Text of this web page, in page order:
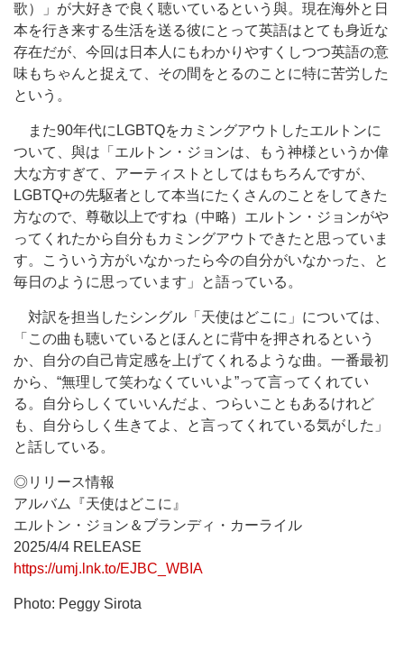
歌）」が大好きで良く聴いているという與。現在海外と日
本を行き来する生活を送る彼にとって英語はとても身近な
存在だが、今回は日本人にもわかりやすくしつつ英語の意
味もちゃんと捉えて、その間をとるのことに特に苦労した
という。
また90年代にLGBTQをカミングアウトしたエルトンに
ついて、與は「エルトン・ジョンは、もう神様というか偉
大な方すぎて、アーティストとしてはもちろんですが、
LGBTQ+の先駆者として本当にたくさんのことをしてきた
方なので、尊敬以上ですね（中略）エルトン・ジョンがや
ってくれたから自分もカミングアウトできたと思っていま
す。こういう方がいなかったら今の自分がいなかった、と
毎日のように思っています」と語っている。
対訳を担当したシングル「天使はどこに」については、
「この曲も聴いているとほんとに背中を押されるという
か、自分の自己肯定感を上げてくれるような曲。一番最初
から、“無理して笑わなくていいよ”って言ってくれてい
る。自分らしくていいんだよ、つらいこともあるけれど
も、自分らしく生きてよ、と言ってくれている気がした」
と話している。
◎リリース情報
アルバム『天使はどこに』
エルトン・ジョン＆ブランディ・カーライル
2025/4/4 RELEASE
https://umj.lnk.to/EJBC_WBIA
Photo: Peggy Sirota